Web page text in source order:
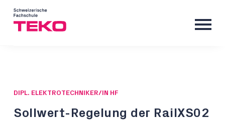
DIPL. ELEKTROTECHNIKER/IN HF
Sollwert-Regelung der RailXS02